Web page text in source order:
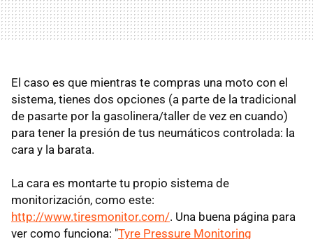
El caso es que mientras te compras una moto con el
sistema, tienes dos opciones (a parte de la tradicional
de pasarte por la gasolinera/taller de vez en cuando)
para tener la presión de tus neumáticos controlada: la
cara y la barata.
La cara es montarte tu propio sistema de
monitorización, como este:
http://www.tiresmonitor.com/. Una buena página para
ver como funciona: "Tyre Pressure Monitoring